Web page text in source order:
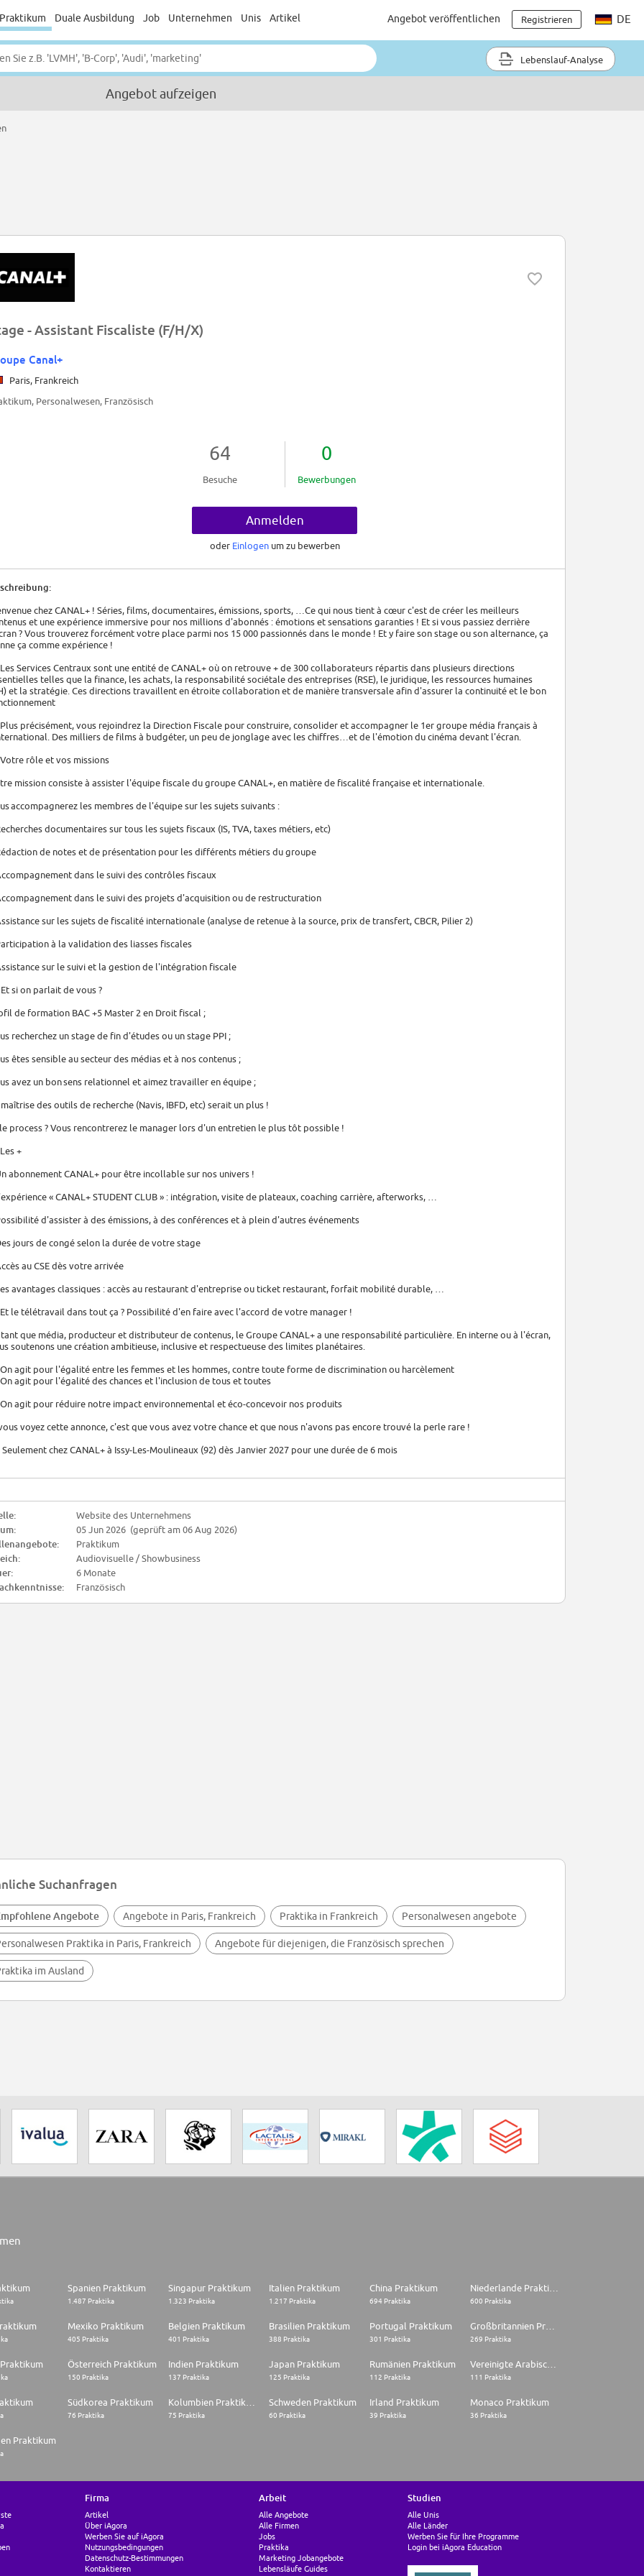
Praktikum Duale Ausbildung Job Unternehmen Unis Artikel Angebot veröffentlichen Registrieren DE
Lebenslauf-Analyse
Angebot aufzeigen
- Assistant Fiscaliste (F/H/X)
Canal+
Paris, Frankreich
Personalwesen, Französisch
64
Besuche
0
Bewerbungen
Anmelden
oder Einlogen um zu bewerben
chez CANAL+ ! Séries, films, documentaires, émissions, sports, …Ce qui nous tient à cœur c'est de créer les meilleurs
et une expérience immersive pour nos millions d'abonnés : émotions et sensations garanties ! Et si vous passiez derrière
? Vous trouverez forcément votre place parmi nos 15 000 passionnés dans le monde ! Et y faire son stage ou son alternance, ça
ça comme expérience !
Services Centraux sont une entité de CANAL+ où on retrouve + de 300 collaborateurs répartis dans plusieurs directions
telles que la finance, les achats, la responsabilité sociétale des entreprises (RSE), le juridique, les ressources humaines
et la stratégie. Ces directions travaillent en étroite collaboration et de manière transversale afin d'assurer la continuité et le bon
précisément, vous rejoindrez la Direction Fiscale pour construire, consolider et accompagner le 1er groupe média français à
Des milliers de films à budgéter, un peu de jonglage avec les chiffres…et de l'émotion du cinéma devant l'écran.
rôle et vos missions
mission consiste à assister l'équipe fiscale du groupe CANAL+, en matière de fiscalité française et internationale.
accompagnerez les membres de l'équipe sur les sujets suivants :
documentaires sur tous les sujets fiscaux (IS, TVA, taxes métiers, etc)
de notes et de présentation pour les différents métiers du groupe
dans le suivi des contrôles fiscaux
dans le suivi des projets d'acquisition ou de restructuration
sur les sujets de fiscalité internationale (analyse de retenue à la source, prix de transfert, CBCR, Pilier 2)
à la validation des liasses fiscales
sur le suivi et la gestion de l'intégration fiscale
si on parlait de vous ?
de formation BAC +5 Master 2 en Droit fiscal ;
recherchez un stage de fin d'études ou un stage PPI ;
êtes sensible au secteur des médias et à nos contenus ;
avez un bon sens relationnel et aimez travailler en équipe ;
des outils de recherche (Navis, IBFD, etc) serait un plus !
process ? Vous rencontrerez le manager lors d'un entretien le plus tôt possible !
+
abonnement CANAL+ pour être incollable sur nos univers !
« CANAL+ STUDENT CLUB » : intégration, visite de plateaux, coaching carrière, afterworks, …
d'assister à des émissions, à des conférences et à plein d'autres événements
jours de congé selon la durée de votre stage
au CSE dès votre arrivée
avantages classiques : accès au restaurant d'entreprise ou ticket restaurant, forfait mobilité durable, …
le télétravail dans tout ça ? Possibilité d'en faire avec l'accord de votre manager !
tant que média, producteur et distributeur de contenus, le Groupe CANAL+ a une responsabilité particulière. En interne ou à l'écran,
soutenons une création ambitieuse, inclusive et respectueuse des limites planétaires.
agit pour l'égalité entre les femmes et les hommes, contre toute forme de discrimination ou harcèlement
agit pour l'égalité des chances et l'inclusion de tous et toutes
agit pour réduire notre impact environnemental et éco-concevoir nos produits
voyez cette annonce, c'est que vous avez votre chance et que nous n'avons pas encore trouvé la perle rare !
chez CANAL+ à Issy-Les-Moulineaux (92) dès Janvier 2027 pour une durée de 6 mois
Website des Unternehmens
05 Jun 2026 (geprüft am 06 Aug 2026)
Praktikum
Audiovisuelle / Showbusiness
6 Monate
Französisch
Suchanfragen
Angebote Angebote in Paris, Frankreich Praktika in Frankreich Personalwesen angebote
Praktika in Paris, Frankreich Angebote für diejenigen, die Französisch sprechen
im Ausland
Spanien Praktikum
1.487 Praktika
Singapur Praktikum
1.323 Praktika
Italien Praktikum
1.217 Praktika
China Praktikum
694 Praktika 600 Praktika
Mexiko Praktikum
405 Praktika
Belgien Praktikum
401 Praktika
Brasilien Praktikum
388 Praktika
Portugal Praktikum
301 Praktika 269 Praktika
Österreich Praktikum
150 Praktika
Indien Praktikum
137 Praktika
Japan Praktikum
125 Praktika
Rumänien Praktikum
112 Praktika 111 Praktika
Südkorea Praktikum
76 Praktika 75 Praktika
Schweden Praktikum
60 Praktika
Irland Praktikum
39 Praktika
Monaco Praktikum
36 Praktika
Praktikum
Firma
Artikel
Über iAgora
Werben Sie auf iAgora
Nutzungsbedingungen
Datenschutz-Bestimmungen
Kontaktieren
Arbeit
Alle Angebote
Alle Firmen
Jobs
Praktika
Marketing Jobangebote
Lebensläufe Guides
Studien
Alle Unis
Alle Länder
Werben Sie für Ihre Programme
Login bei iAgora Education